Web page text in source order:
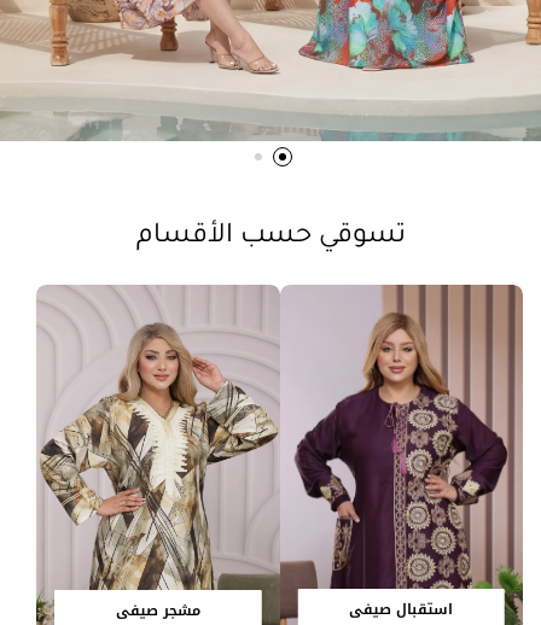
تسوقي حسب الأقسام
استقبال صيفي مشجر صيفي